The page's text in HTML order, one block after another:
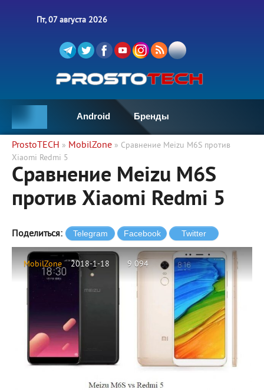
Пт, 07 августа 2026
Android Бренды
ProstoTECH » MobilZone » Сравнение Meizu M6S против
Xiaomi Redmi 5
Сравнение Meizu M6S
против Xiaomi Redmi 5
Поделиться:
MobilZone 2018-1-18 9 094